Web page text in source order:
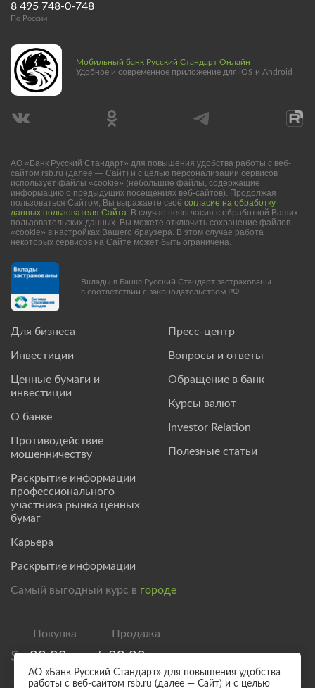
8 495 748-0-748
По России
Для бизнеса
Инвестиции
Ценные бумаги и
инвестиции
О банке
Противодействие
мошенничеству
Раскрытие информации
профессионального
участника рынка ценных
бумаг
Карьера
Раскрытие информации
Пресс-центр
Вопросы и ответы
Обращение в банк
Курсы валют
Investor Relation
Полезные статьи
Мобильный банк Русский Стандарт Онлайн
Удобное и современное приложение для iOS и Android
АО «Банк Русский Стандарт» для повышения удобства работы с веб-
сайтом rsb.ru (далее — Сайт) и с целью персонализации сервисов
использует файлы «cookie» (небольшие файлы, содержащие
информацию о предыдущих посещениях веб-сайтов). Продолжая
пользоваться Сайтом, Вы выражаете своё согласие на обработку
данных пользователя Сайта. В случае несогласия с обработкой Ваших
пользовательских данных Вы можете отключить сохранение файлов
«cookie» в настройках Вашего браузера. В этом случае работа
некоторых сервисов на Сайте может быть ограничена.
Вклады в Банке Русский Стандарт застрахованы
в соответствии с законодательством РФ
Самый выгодный курс в городе
$ 83,00 / 89,00
АО «Банк Русский Стандарт» для повышения удобства
работы с веб-сайтом rsb.ru (далее — Сайт) и с целью